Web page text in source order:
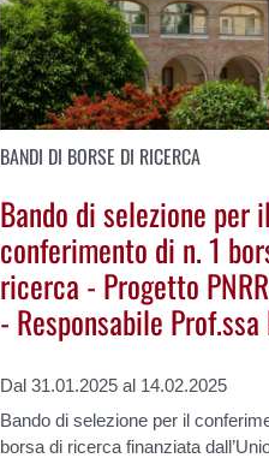
BANDI DI BORSE DI RICERCA
Bando di selezione per il
conferimento di n. 1
ricerca - Progetto
- Responsabile
Dal 31.01.2025 al 14.02.2025
Bando di selezione per il
borsa di ricerca finanziata